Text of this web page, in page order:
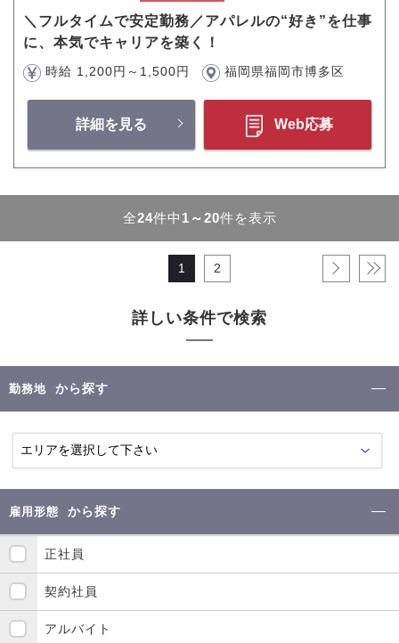
＼フルタイムで安定勤務／アパレルの“好き”を仕事
に、本気でキャリアを築く！
時給 1,200円～1,500円 福岡県福岡市博多区
詳細を見る Web応募
全24件中 1～20件を表示
1 2 › »
詳しい条件で検索
勤務地 から探す
雇用形態 から探す
正社員
契約社員
アルバイト